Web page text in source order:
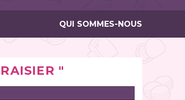
QUI SOMMES-NOUS
"